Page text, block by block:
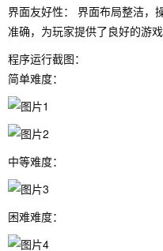
界面友好性： 界面布局整洁，
准确，为玩家提供了良好的游戏
程序运行截图：
简单难度：
中等难度：
困难难度：